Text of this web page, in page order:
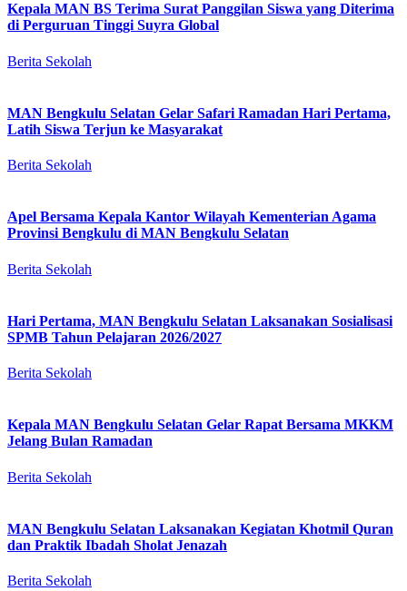
Kepala MAN BS Terima Surat Panggilan Siswa yang Diterima
di Perguruan Tinggi Suyra Global
Berita Sekolah
MAN Bengkulu Selatan Gelar Safari Ramadan Hari Pertama,
Latih Siswa Terjun ke Masyarakat
Berita Sekolah
Apel Bersama Kepala Kantor Wilayah Kementerian Agama
Provinsi Bengkulu di MAN Bengkulu Selatan
Berita Sekolah
Hari Pertama, MAN Bengkulu Selatan Laksanakan Sosialisasi
SPMB Tahun Pelajaran 2026/2027
Berita Sekolah
Kepala MAN Bengkulu Selatan Gelar Rapat Bersama MKKM
Jelang Bulan Ramadan
Berita Sekolah
MAN Bengkulu Selatan Laksanakan Kegiatan Khotmil Quran
dan Praktik Ibadah Sholat Jenazah
Berita Sekolah